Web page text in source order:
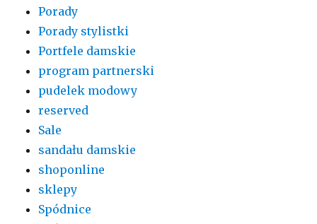
Porady
Porady stylistki
Portfele damskie
program partnerski
pudelek modowy
reserved
Sale
sandału damskie
shoponline
sklepy
Spódnice